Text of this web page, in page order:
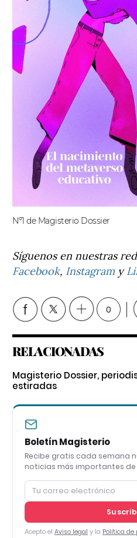
Nº1 de Magisterio Dossier
Síguenos en nuestras
Facebook, Instagram y
0
RELACIONADAS
Magisterio Dossier,
estiradas
Boletín Magisterio
Recibe gratis cada semana
noticias más importantes de
Acepto el Aviso legal y la Política